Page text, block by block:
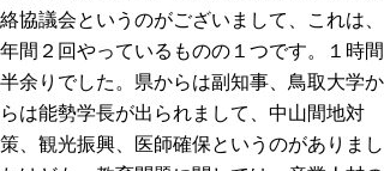
絡協議会というのがございまして、これは、
年間２回やっているものの１つです。１時間
半余りでした。県からは副知事、鳥取大学か
らは能勢学長が出られまして、中山間地対
策、観光振興、医師確保というのがありまし